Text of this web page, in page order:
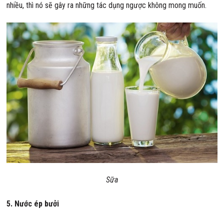
nhiều, thì nó sẽ gây ra những tác dụng ngược không mong muốn.
Sữa
5. Nước ép bưởi